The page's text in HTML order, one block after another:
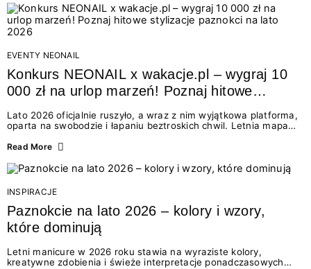
zmysłami: przez soczysty kolor, aksamitną teksturę,
orzeźwiający zapach i słodki akcent na podniebieniu. Tego lata
NEONAIL łączy siły z marką Willisch, tworząc unikalny projekt
na styku jedzenia i piękna....
EVENTY NEONAIL
Konkurs NEONAIL x wakacje.pl – wygraj 10
000 zł na urlop marzeń! Poznaj hitowe
Lato 2026 oficjalnie ruszyło, a wraz z nim wyjątkowa platforma,
oparta na swobodzie i łapaniu beztroskich chwil. Letnia mapa
doświadczenia wakacji – od spontanicznych wyjazdów, przez
Motywem przewodnim jest eksplorowanie i kolekcjonowanie
letnich momentów. Z tej okazji przygotowaliśmy coś absolutnie
wyjątkowego: wielki konkurs z wakacje.pl oraz dawkę
najgorętszych trendów w...
Read More
INSPIRACJE
Paznokcie na lato 2026 – kolory i wzory,
które dominują
Letni manicure w 2026 roku stawia na wyraziste kolory,
kreatywne zdobienia i świeże interpretacje ponadczasowych